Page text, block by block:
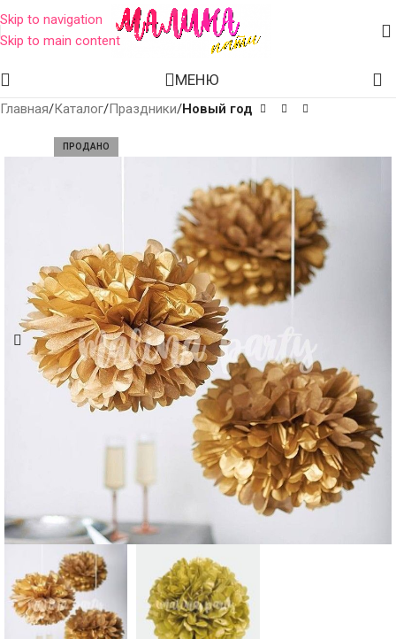
Skip to navigation
Skip to main content
МЕНЮ
Главная Каталог Праздники Новый год
ПРОДАНО